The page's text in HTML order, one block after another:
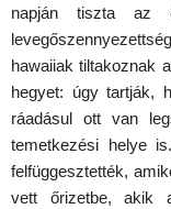
napján tiszta
hawaiiak tiltakoznak
hegyet: úgy tartják,
ráadásul ott van
temetkezési helye
felfüggesztették,
vett őrizetbe, akik